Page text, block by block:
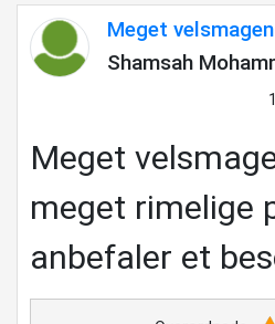
Meget
Shamsah
Meget
meget rimelige
anbefaler et